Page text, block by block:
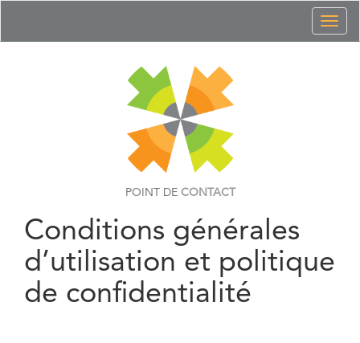
POINT DE CONTACT
Conditions générales
d’utilisation et politique
de confidentialité